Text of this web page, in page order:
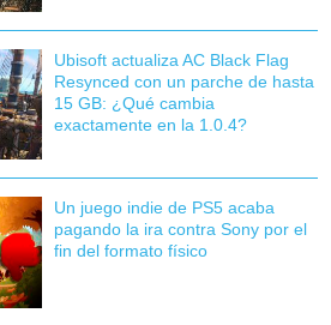
Ubisoft actualiza AC Black Flag
Resynced con un parche de hasta
15 GB: ¿Qué cambia
exactamente en la 1.0.4?
Un juego indie de PS5 acaba
pagando la ira contra Sony por el
fin del formato físico